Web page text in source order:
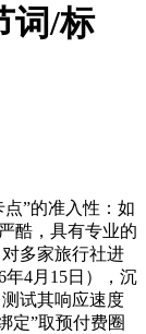
词/标
”的准入性：如
酷，具有专业的
多家旅行社进
4月15日），沉
试其响应速度
定”取预付费圈